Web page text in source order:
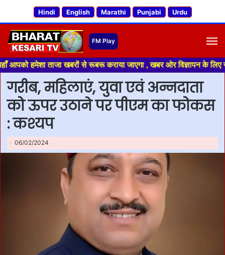
Hindi English Marathi Punjabi Urdu
खबरों से रूबरू कराया जाएगा , खबर ओर विज्ञापन के लिए संपर्क करे
गरीब, महिलाएं, युवा एवं अन्नदाता
को ऊपर उठाने पर पीएम का फोकस
: कश्यप
06/02/2024